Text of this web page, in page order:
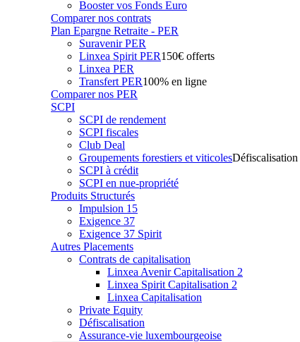
Booster vos Fonds Euro
Comparer nos contrats
Plan Epargne Retraite - PER
Suravenir PER
Linxea Spirit PER150€ offerts
Linxea PER
Transfert PER100% en ligne
Comparer nos PER
SCPI
SCPI de rendement
SCPI fiscales
Club Deal
Groupements forestiers et viticolesDéfiscalisation
SCPI à crédit
SCPI en nue-propriété
Produits Structurés
Impulsion 15
Exigence 37
Exigence 37 Spirit
Autres Placements
Contrats de capitalisation
Linxea Avenir Capitalisation 2
Linxea Spirit Capitalisation 2
Linxea Capitalisation
Private Equity
Défiscalisation
Assurance-vie luxembourgeoise